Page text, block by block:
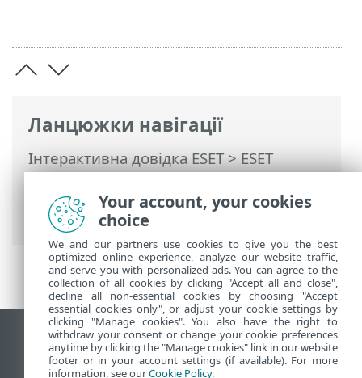
Ланцюжки навігації
Інтерактивна довідка ESET>ESET
PROTECT On-Prem>Початок роботи>
VDI, клонування та виявлення
обладнання
Переглянути повну версію
End of Life
Your account, your cookies
choice
We and our partners use cookies to give you the best
optimized online experience, analyze our website traffic,
and serve you with personalized ads. You can agree to the
collection of all cookies by clicking "Accept all and close",
decline all non-essential cookies by choosing "Accept
essential cookies only", or adjust your cookie settings by
clicking "Manage cookies". You also have the right to
withdraw your consent or change your cookie preferences
anytime by clicking the "Manage cookies" link in our website
footer or in your account settings (if available). For more
information, see ourCookie Policy.